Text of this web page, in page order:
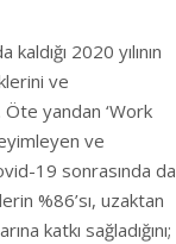
2020 yılının
ve
yandan ‘Work
ve
19 sonrasında da
%86’sı, uzaktan
katkı sağladığını;